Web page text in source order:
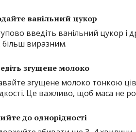
ванільний цукор
введіть ванільний цукор і
більш виразним.
згущене молоко
згущене молоко тонкою
Це важливо, щоб маса не
до однорідності